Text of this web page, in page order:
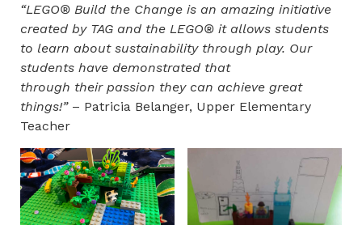
“LEGO® Build the Change is an amazing initiative
created by TAG and the LEGO® it allows students
to learn about sustainability through play. Our
students have demonstrated that
through their passion they can achieve great
things!”– Patricia Belanger, Upper Elementary
Teacher